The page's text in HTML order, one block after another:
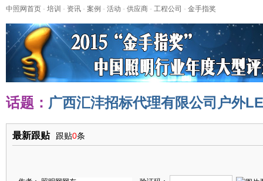
中照网首页 - 培训 - 资讯 - 案例 - 活动 - 供应商 - 工程公司 - 金手指奖
话题： 广西汇沣招标代理有限公司户外
最新跟贴 跟贴0条